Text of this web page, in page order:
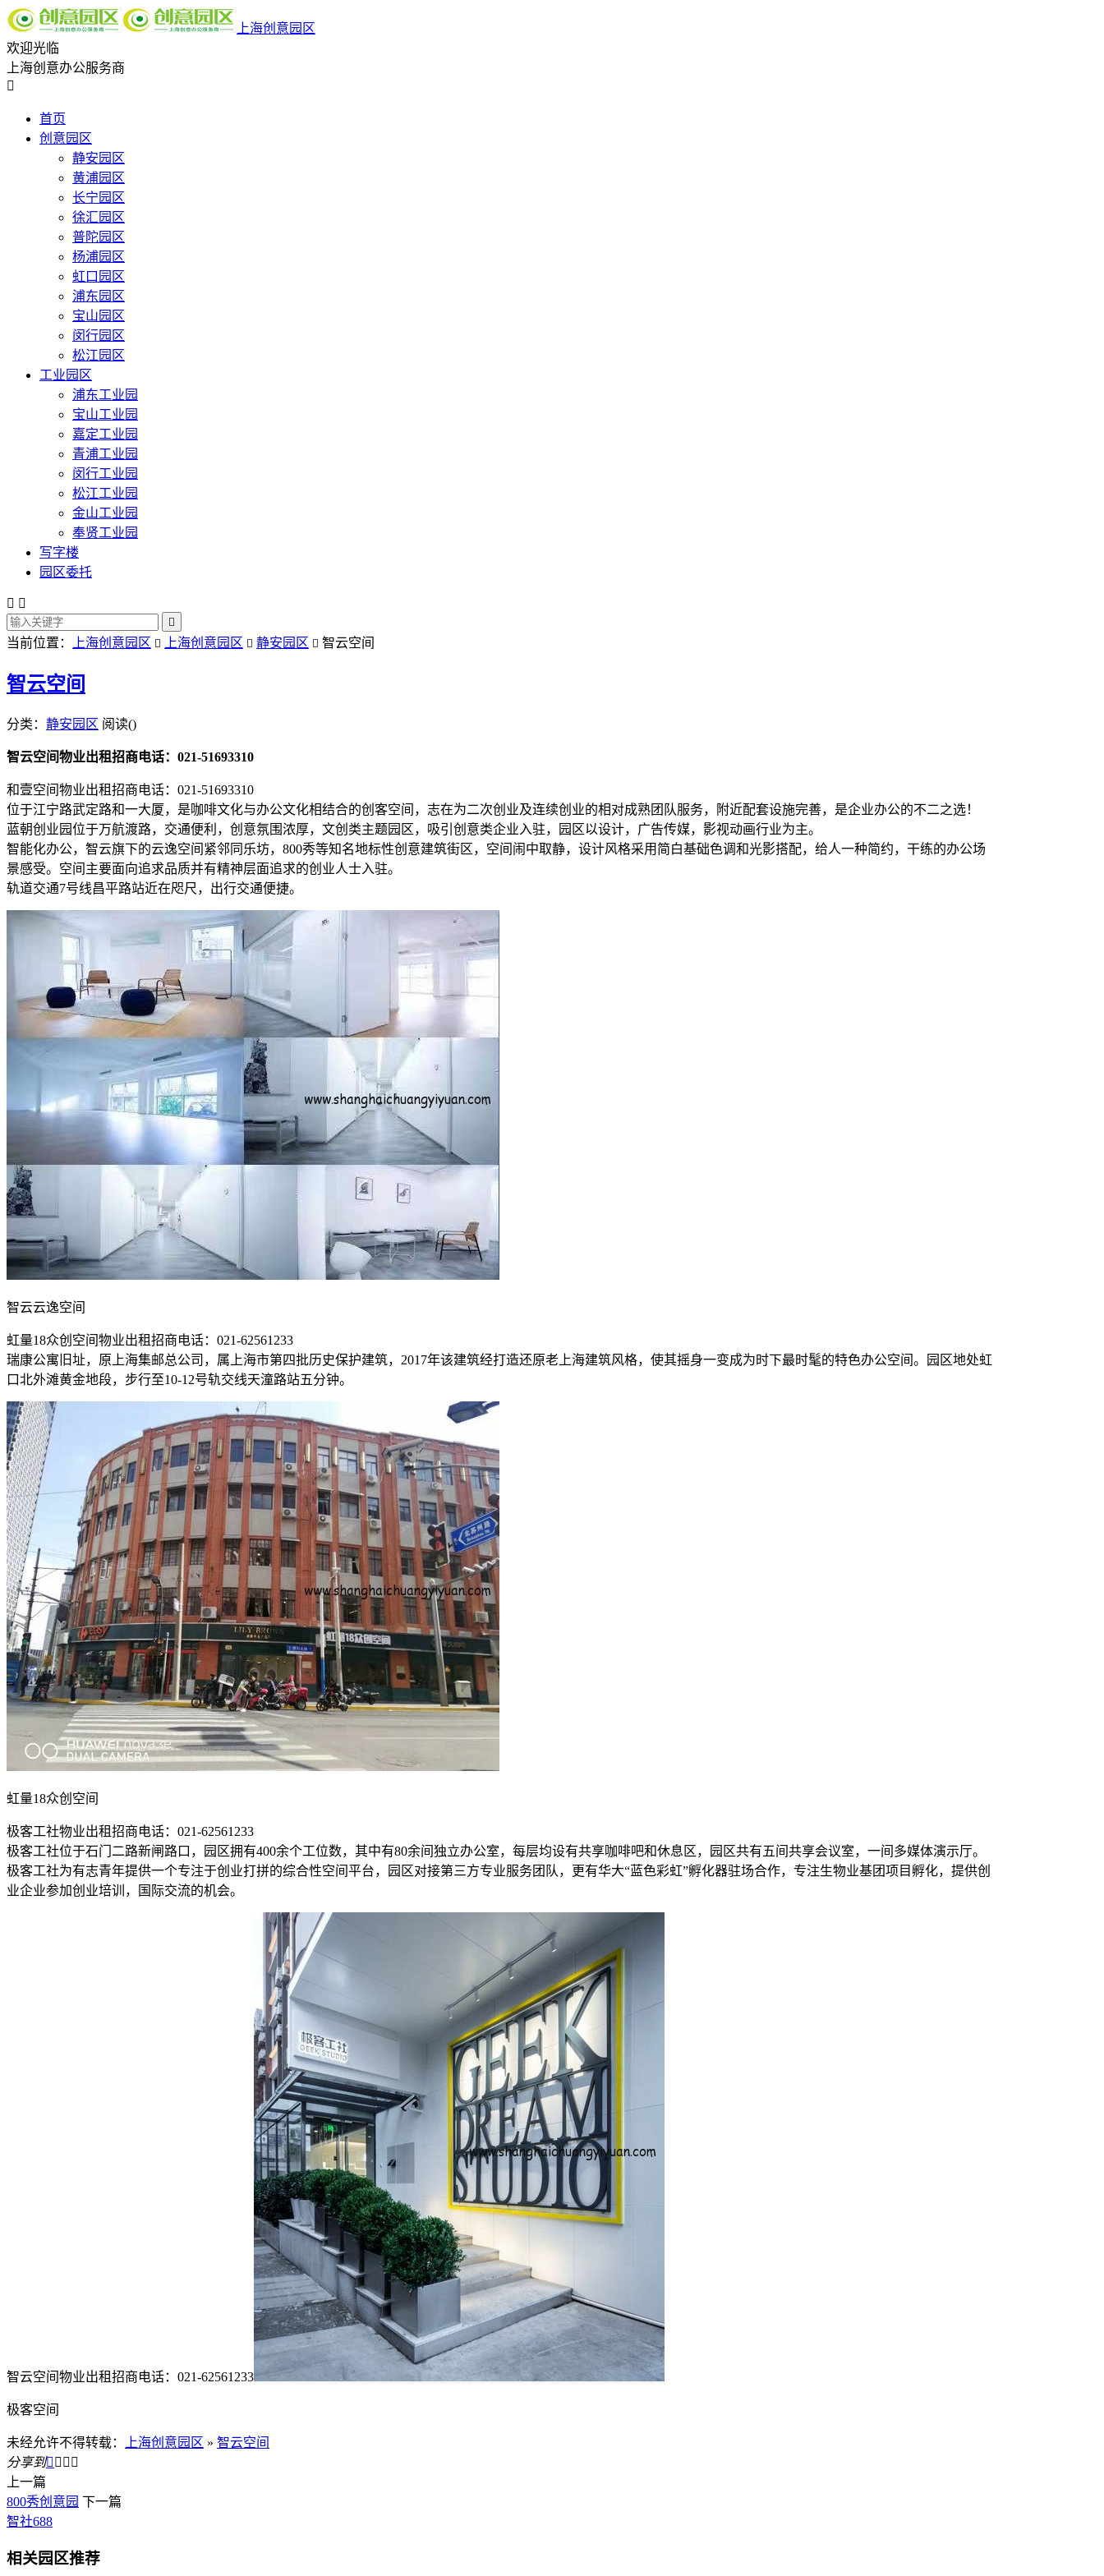
上海创意园区
欢迎光临
上海创意办公服务商

首页
创意园区
静安园区
黄浦园区
长宁园区
徐汇园区
普陀园区
杨浦园区
虹口园区
浦东园区
宝山园区
闵行园区
松江园区
工业园区
浦东工业园
宝山工业园
嘉定工业园
青浦工业园
闵行工业园
松江工业园
金山工业园
奉贤工业园
写字楼
园区委托
 

当前位置： 上海创意园区  上海创意园区  静安园区  智云空间
智云空间
分类： 静安园区 阅读()
智云空间物业出租招商电话：021-51693310
和壹空间物业出租招商电话：021-51693310
位于江宁路武定路和一大厦，是咖啡文化与办公文化相结合的创客空间，志在为二次创业及连续创业的相对成熟团队服务，附近配套设施完善，是企业办公的不二之选！
蓝朝创业园位于万航渡路，交通便利，创意氛围浓厚，文创类主题园区，吸引创意类企业入驻，园区以设计，广告传媒，影视动画行业为主。
智能化办公，智云旗下的云逸空间紧邻同乐坊，800秀等知名地标性创意建筑街区，空间闹中取静，设计风格采用简白基础色调和光影搭配，给人一种简约，干练的办公场
景感受。空间主要面向追求品质并有精神层面追求的创业人士入驻。
轨道交通7号线昌平路站近在咫尺，出行交通便捷。
智云云逸空间
虹量18众创空间物业出租招商电话：021-62561233
瑞康公寓旧址，原上海集邮总公司，属上海市第四批历史保护建筑，2017年该建筑经打造还原老上海建筑风格，使其摇身一变成为时下最时髦的特色办公空间。园区地处虹
口北外滩黄金地段，步行至10-12号轨交线天潼路站五分钟。
虹量18众创空间
极客工社物业出租招商电话：021-62561233
极客工社位于石门二路新闸路口，园区拥有400余个工位数，其中有80余间独立办公室，每层均设有共享咖啡吧和休息区，园区共有五间共享会议室，一间多媒体演示厅。
极客工社为有志青年提供一个专注于创业打拼的综合性空间平台，园区对接第三方专业服务团队，更有华大“蓝色彩虹”孵化器驻场合作，专注生物业基团项目孵化，提供创
业企业参加创业培训，国际交流的机会。
智云空间物业出租招商电话：021-62561233
极客空间
未经允许不得转载： 上海创意园区 » 智云空间
分享到   
上一篇
800秀创意园 下一篇
智社688
相关园区推荐